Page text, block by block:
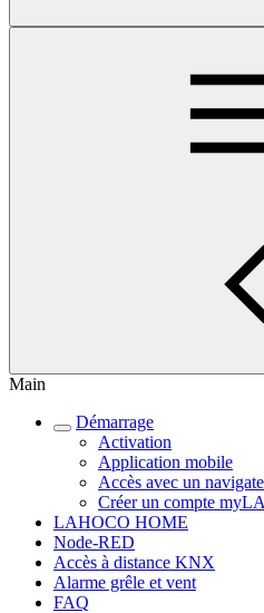
Main
Démarrage
Activation
Application mobile
Accès avec un
Créer un compte
LAHOCO HOME
Node-RED
Accès à distance KNX
Alarme grêle et vent
FAQ